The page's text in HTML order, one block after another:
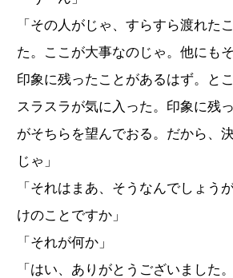
「その人がじゃ、すらすら渡れた
た。ここが大事なのじゃ。他にも
印象に残ったことがあるはず。と
スラスラが気に入った。印象に残
がそちらを望んでおる。だから、
じゃ」
「それはまあ、そうなんでしょう
けのことですか」
「それが何か」
「はい、ありがとうございました